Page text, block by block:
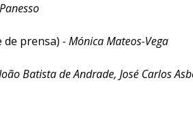
de prensa) - Mónica Mateos-Vega
Batista de Andrade, José Carlos